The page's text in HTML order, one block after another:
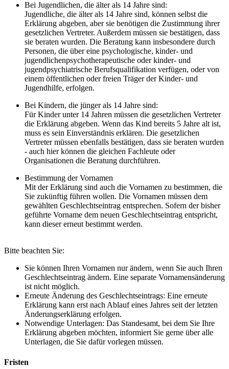
Bei Jugendlichen, die älter als 14 Jahre sind:
Jugendliche, die älter als 14 Jahre sind, können selbst die
Erklärung abgeben, aber sie benötigen die Zustimmung ihrer
gesetzlichen Vertreter. Außerdem müssen sie bestätigen, dass
sie beraten wurden. Die Beratung kann insbesondere durch
Personen, die über eine psychologische, kinder- und
jugendlichenpsychotherapeutische oder kinder- und
jugendpsychiatrische Berufsqualifikation verfügen, oder von
einem öffentlichen oder freien Träger der Kinder- und
Jugendhilfe, erfolgen.
Bei Kindern, die jünger als 14 Jahre sind:
Für Kinder unter 14 Jahren müssen die gesetzlichen Vertreter
die Erklärung abgeben. Wenn das Kind bereits 5 Jahre alt ist,
muss es sein Einverständnis erklären. Die gesetzlichen
Vertreter müssen ebenfalls bestätigen, dass sie beraten wurden
- auch hier können die gleichen Fachleute oder
Organisationen die Beratung durchführen.
Bestimmung der Vornamen
Mit der Erklärung sind auch die Vornamen zu bestimmen, die
Sie zukünftig führen wollen. Die Vornamen müssen dem
gewählten Geschlechtseintrag entsprechen. Sofern der bisher
geführte Vorname dem neuen Geschlechtseintrag entspricht,
kann dieser erneut bestimmt werden.
Bitte beachten Sie:
Sie können Ihren Vornamen nur ändern, wenn Sie auch Ihren
Geschlechtseintrag ändern. Eine separate Vornamensänderung
ist nicht möglich.
Erneute Änderung des Geschlechtseintrags: Eine erneute
Erklärung kann erst nach Ablauf eines Jahres seit der letzten
Änderungserklärung erfolgen.
Notwendige Unterlagen: Das Standesamt, bei dem Sie Ihre
Erklärung abgeben möchten, informiert Sie gerne über alle
Unterlagen, die Sie dafür vorlegen müssen.
Fristen